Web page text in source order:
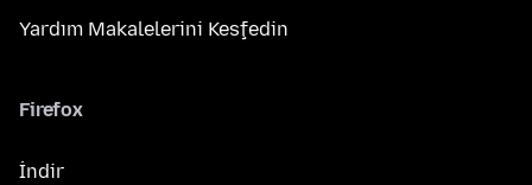
Yardım Makalelerini Keşfedin
Firefox
İndir